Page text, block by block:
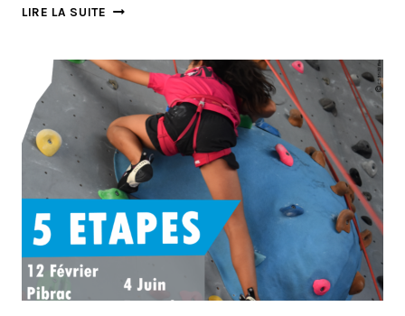
LIRE LA SUITE ORDRE
GET
PIBRAC